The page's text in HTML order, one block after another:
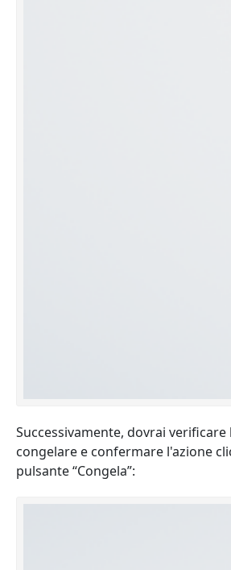
Successivamente, dovrai
congelare e confermare l'azione
pulsante “Congela”: